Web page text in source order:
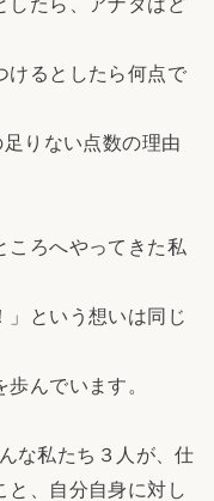
けるとしたら何点で
りない点数の理由
ろへやってきた私
という想いは同じ
んでいます。
な私たち３人が、仕
と、自分自身に対し